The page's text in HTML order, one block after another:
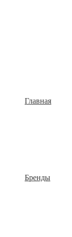
Главная
Бренды